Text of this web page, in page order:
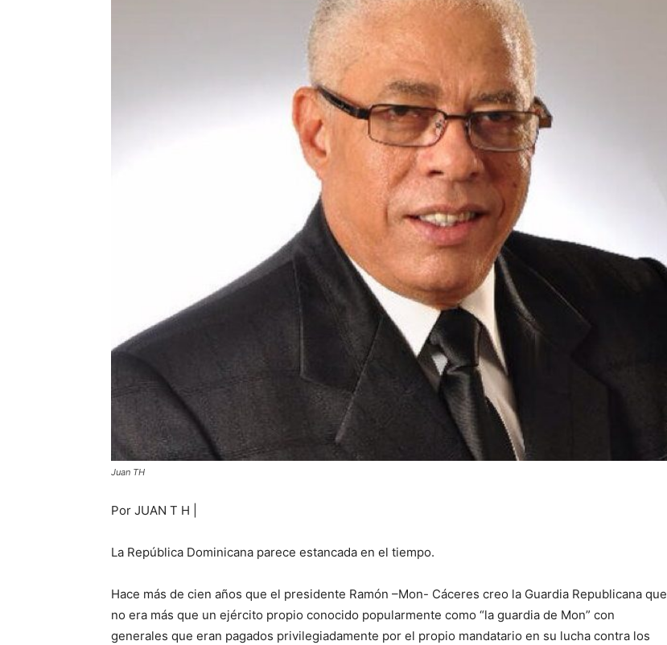
Juan TH
Por JUAN T H |
La República Dominicana parece estancada en el tiempo.
Hace más de cien años que el presidente Ramón –Mon- Cáceres creo la Guardia Republicana que
no era más que un ejército propio conocido popularmente como “la guardia de Mon” con
generales que eran pagados privilegiadamente por el propio mandatario en su lucha contra los